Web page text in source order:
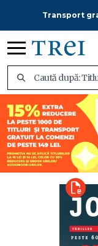
Transport